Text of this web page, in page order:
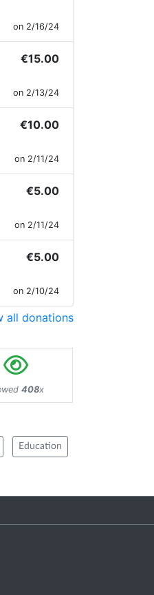
on 2/16/24
€15.00
on 2/13/24
€10.00
on 2/11/24
€5.00
on 2/11/24
€5.00
on 2/10/24
all donations
408x
Education